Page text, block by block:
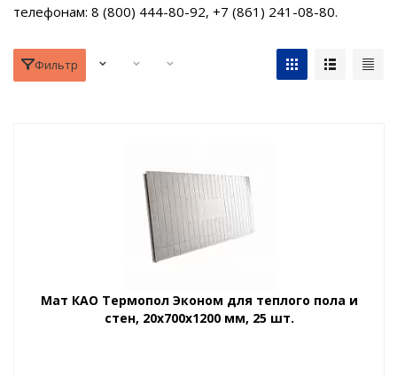
телефонам: 8 (800) 444-80-92, +7 (861) 241-08-80.
Фильтр
Мат КАО Термопол Эконом для теплого пола и
стен, 20х700х1200 мм, 25 шт.